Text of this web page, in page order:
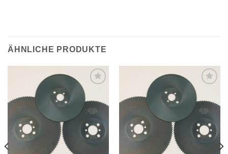
ÄHNLICHE PRODUKTE
Meine
hinzufügen
Meine
hinzufügen